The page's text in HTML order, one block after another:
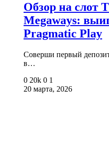
Обзор на слот
Megaways:
Pragmatic Play
Соверши первый
в…
0 20k 0 1
20 марта, 2026